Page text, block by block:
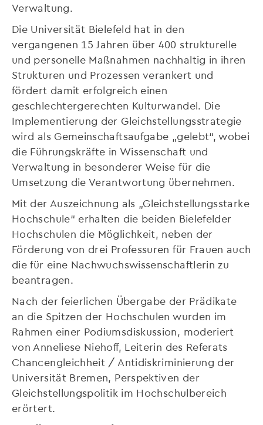
Verwaltung.
Die Universität Bielefeld hat in den
vergangenen 15 Jahren über 400 strukturelle
und personelle Maßnahmen nachhaltig in ihren
Strukturen und Prozessen verankert und
fördert damit erfolgreich einen
geschlechtergerechten Kulturwandel. Die
Implementierung der Gleichstellungsstrategie
wird als Gemeinschaftsaufgabe „gelebt“, wobei
die Führungskräfte in Wissenschaft und
Verwaltung in besonderer Weise für die
Umsetzung die Verantwortung übernehmen.
Mit der Auszeichnung als „Gleichstellungsstarke
Hochschule“ erhalten die beiden Bielefelder
Hochschulen die Möglichkeit, neben der
Förderung von drei Professuren für Frauen auch
die für eine Nachwuchswissenschaftlerin zu
beantragen.
Nach der feierlichen Übergabe der Prädikate
an die Spitzen der Hochschulen wurden im
Rahmen einer Podiumsdiskussion, moderiert
von Anneliese Niehoff, Leiterin des Referats
Chancengleichheit / Antidiskriminierung der
Universität Bremen, Perspektiven der
Gleichstellungspolitik im Hochschulbereich
erörtert.